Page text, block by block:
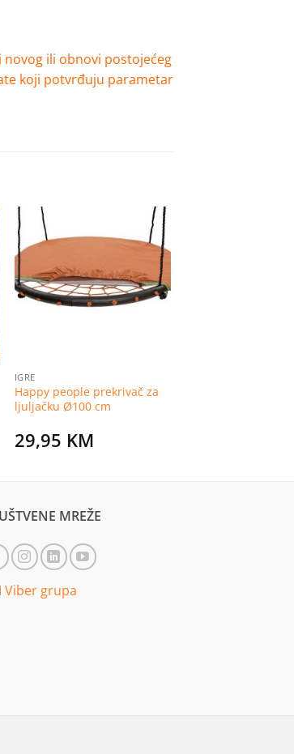
ili obnovi postojećeg
koji potvrđuju parametar
Dodaj
listu
želja
IGRE
Happy people prekrivač za
ljuljačku Ø100 cm
29,95 KM
MREŽE
Viber grupa